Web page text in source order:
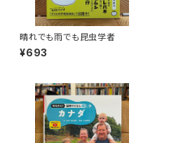
晴れでも雨でも昆虫学者
¥693